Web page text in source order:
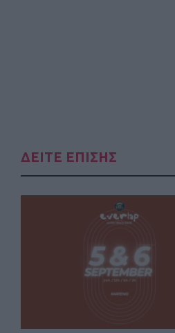
ΔΕΙΤΕ ΕΠΙΣΗΣ